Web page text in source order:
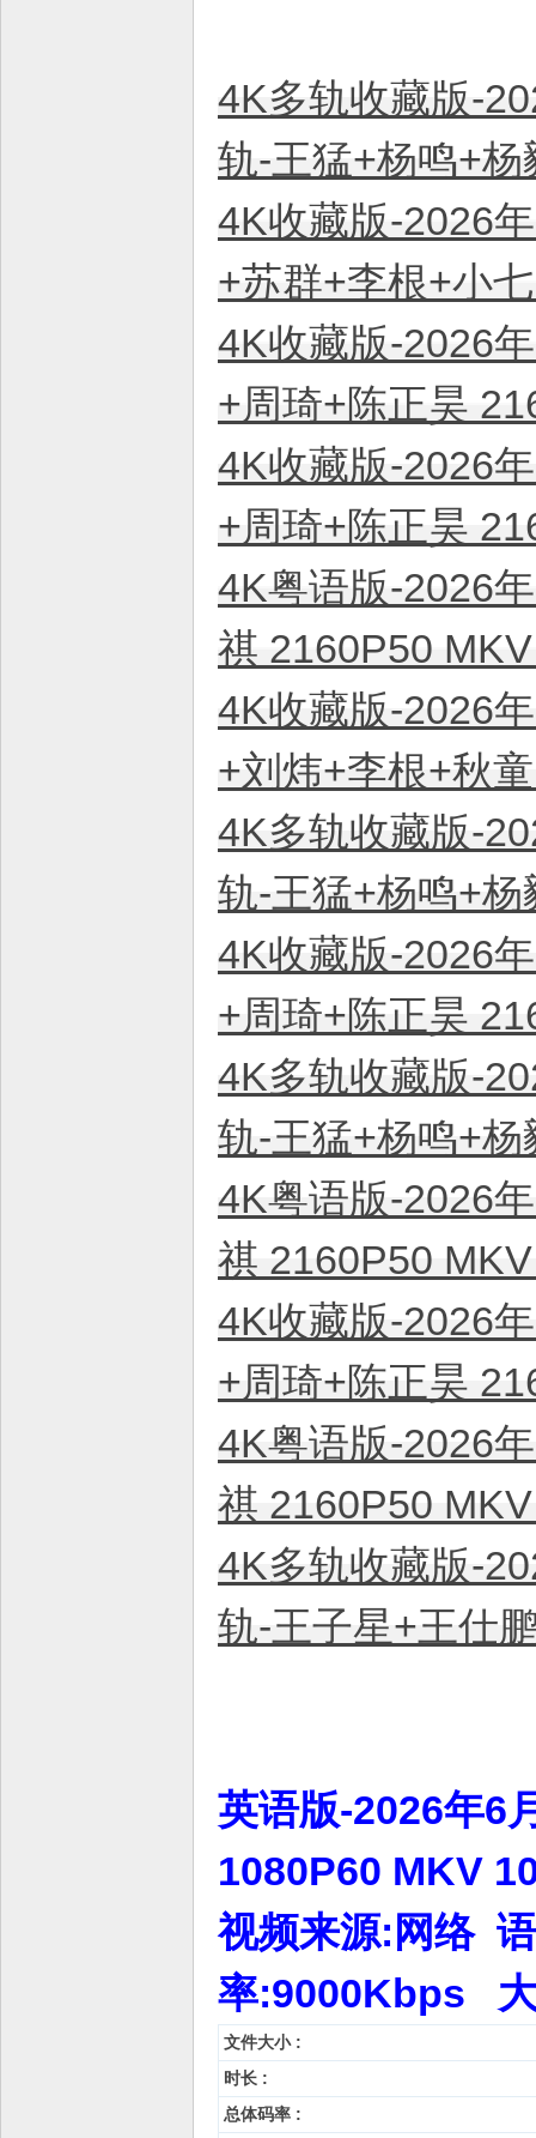
4K多轨收藏版-
轨-王猛+杨鸣+
4K收藏版-2026
+苏群+李根+小
4K收藏版-2026
+周琦+陈正昊
4K收藏版-2026
+周琦+陈正昊
4K粤语版-2026
祺 2160P50
4K收藏版-2026
+刘炜+李根+秋
4K多轨收藏版-
轨-王猛+杨鸣+
4K收藏版-2026
+周琦+陈正昊
4K多轨收藏版-
轨-王猛+杨鸣+
4K粤语版-2026
祺 2160P50
4K收藏版-2026
+周琦+陈正昊
4K粤语版-2026
祺 2160P50
4K多轨收藏版-
轨-王子星+王仕
英语版-2026年6
1080P60 MKV
视频来源:网络
率:9000Kbps
文件大小 :
时长 :
总体码率 :